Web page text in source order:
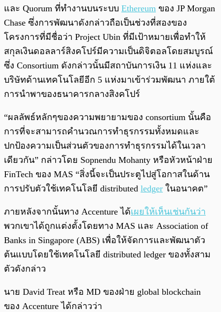
และ Quorum ที่ทำงานบนระบบ Ethereum ของ JP Morgan
Chase ซึ่งการพัฒนาดังกล่าวถือเป็นช่วงที่สองของ
โครงการที่มีชื่อว่า Project Ubin ที่มีเป้าหมายเพื่อทำให้
สกุลเงินดอลลาร์สิงคโปร์มีความเป็นดิจิตอลโดยสมบูรณ์
ซึ่ง Consortium ดังกล่าวนั้นมีสถาบันการเงิน 11 แห่งและ
บริษัทด้านเทคโนโลยีอีก 5 แห่งมาเข้าร่วมพัฒนา ภายใต้
การนำพาของธนาคารกลางสิงคโปร์
“ผลลัพธ์หลักๆของความพยายามของ consortium นั้นคือ
การที่จะสามารถคำนวณการทำธุรกรรมทั้งหมดและ
ปกป้องความเป็นส่วนตัวของการทำธุรกรรมได้ในเวลา
เดียวกัน” กล่าวโดย Sopnendu Mohanty หรือหัวหน้าฝ่าย
FinTech ของ MAS “สิ่งนี้จะเป็นประตูไปสู่โอกาสในด้าน
การปรับตัวใช้เทคโนโลยี distributed ledger ในอนาคต”
ภายหลังจากนั้นทาง Accenture ได้เผยให้เห็นเช่นกันว่า
พวกเขาได้ถูกแต่งตั้งโดยทาง MAS และ Association of
Banks in Singapore (ABS) เพื่อให้จัดการและพัฒนาตัว
ต้นแบบโดยใช้เทคโนโลยี distributed ledger ของทั้งสาม
ตัวดังกล่าว
นาย David Treat หรือ MD ของฝ่าย global blockchain
ของ Accenture ได้กล่าวว่า